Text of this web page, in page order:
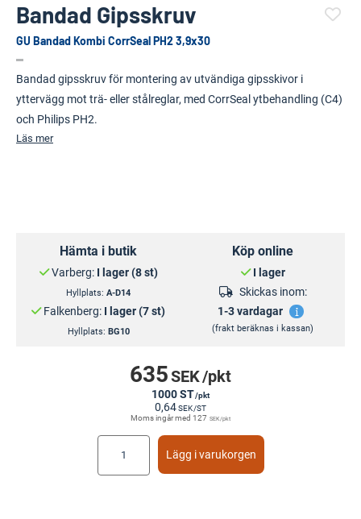
Bandad Gipsskruv
GU Bandad Kombi CorrSeal PH2 3,9x30
Bandad gipsskruv för montering av utvändiga gipsskivor i
yttervägg mot trä- eller stålreglar, med CorrSeal ytbehandling (C4)
och Philips PH2.
Läs mer
Hämta i butik
Varberg: I lager (8 st)
Hyllplats: A-D14
Falkenberg: I lager (7 st)
Hyllplats: BG10
Köp online
I lager
Skickas inom:
1-3 vardagar
(frakt beräknas i kassan)
635SEK/pkt
1000 ST/pkt
0,64SEK /ST
Moms ingår med 127 SEK/pkt
Lägg i varukorgen